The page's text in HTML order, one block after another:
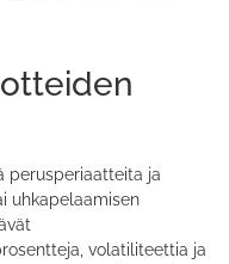
perusperiaatteita ja
uhkapelaamisen
volatiliteettia ja